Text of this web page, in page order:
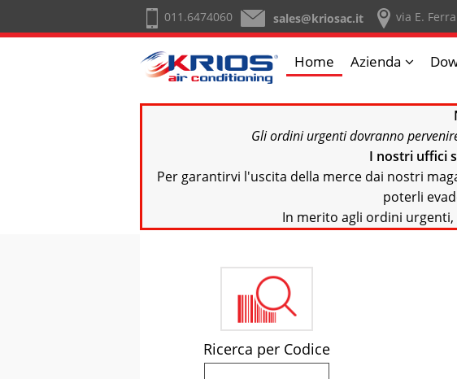
011.6474060 sales@kriosac.it via E.
Home Azienda
Gli ordini urgenti dovranno
I nostri uffici
Per garantirvi l'uscita della merce dai nostri
poterli
In merito agli ordini urgenti,
Ricerca per Codice